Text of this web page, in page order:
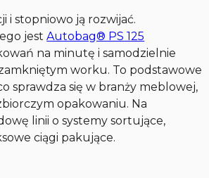
i stopniowo ją rozwijać.
jestAutobag® PS 125
na minutę i samodzielnie
worku. To podstawowe
sprawdza się w branży meblowej,
opakowaniu. Na
linii o systemy sortujące,
ciągi pakujące.